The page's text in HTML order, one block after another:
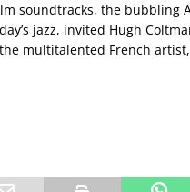
soundtracks, the bubbling
jazz, invited Hugh
multitalented French